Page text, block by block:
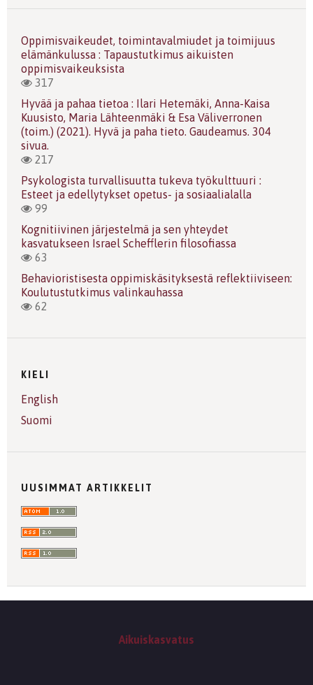
Oppimisvaikeudet, toimintavalmiudet ja toimijuus
elämänkulussa : Tapaustutkimus aikuisten
oppimisvaikeuksista
317
Hyvää ja pahaa tietoa : Ilari Hetemäki, Anna-Kaisa
Kuusisto, Maria Lähteenmäki & Esa Väliverronen
(toim.) (2021). Hyvä ja paha tieto. Gaudeamus. 304
sivua.
217
Psykologista turvallisuutta tukeva työkulttuuri :
Esteet ja edellytykset opetus- ja sosiaalialalla
99
Kognitiivinen järjestelmä ja sen yhteydet
kasvatukseen Israel Schefflerin filosofiassa
63
Behavioristisesta oppimiskäsityksestä reflektiiviseen:
Koulutustutkimus valinkauhassa
62
KIELI
English
Suomi
UUSIMMAT ARTIKKELIT
Aikuiskasvatus